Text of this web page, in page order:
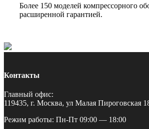
Более 150 моделей компрессорного
расширенной гарантией.
Контакты
Главный офис:
119435, г. Москва, ул Малая Пироговская
Режим работы: Пн-Пт 09:00 — 18:00